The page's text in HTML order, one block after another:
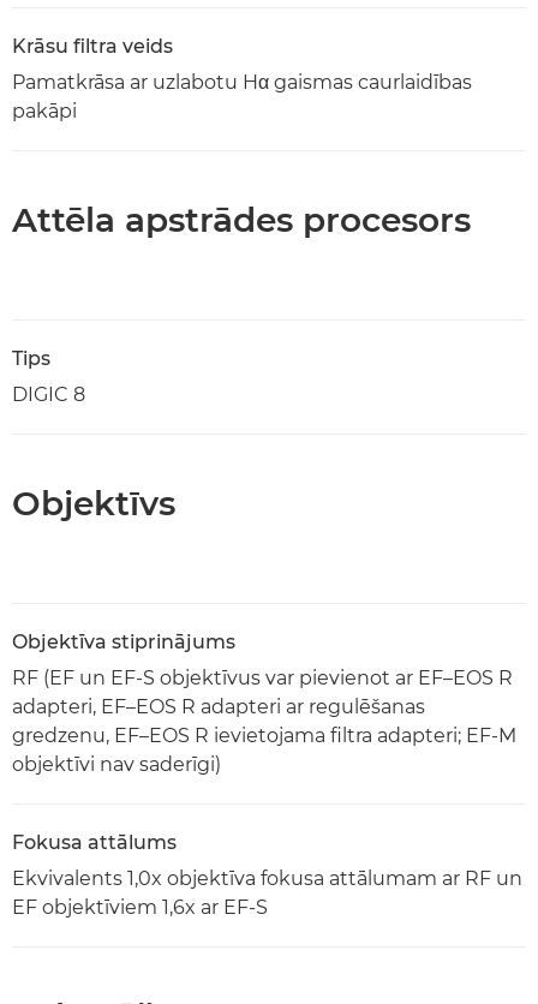
Krāsu filtra veids
Pamatkrāsa ar uzlabotu Hα gaismas caurlaidības
pakāpi
Attēla apstrādes procesors
Tips
DIGIC 8
Objektīvs
Objektīva stiprinājums
RF (EF un EF-S objektīvus var pievienot ar EF–EOS R
adapteri, EF–EOS R adapteri ar regulēšanas
gredzenu, EF–EOS R ievietojama filtra adapteri; EF-M
objektīvi nav saderīgi)
Fokusa attālums
Ekvivalents 1,0x objektīva fokusa attālumam ar RF un
EF objektīviem 1,6x ar EF-S